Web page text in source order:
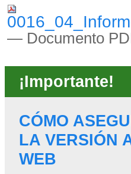
— Documento
¡Importante!
CÓMO
LA VERSIÓN
WEB